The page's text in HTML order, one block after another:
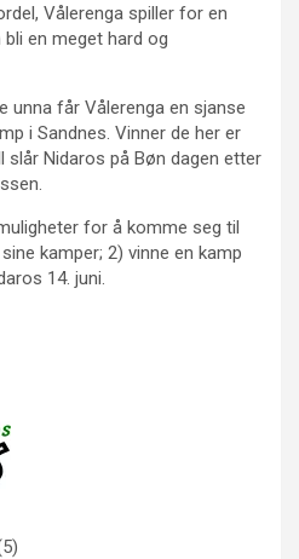
Vålerenga spiller for en
en meget hard og
unna får Vålerenga en sjanse
i Sandnes. Vinner de her er
slår Nidaros på Bøn dagen etter
for å komme seg til
kamper; 2) vinne en kamp
14. juni.